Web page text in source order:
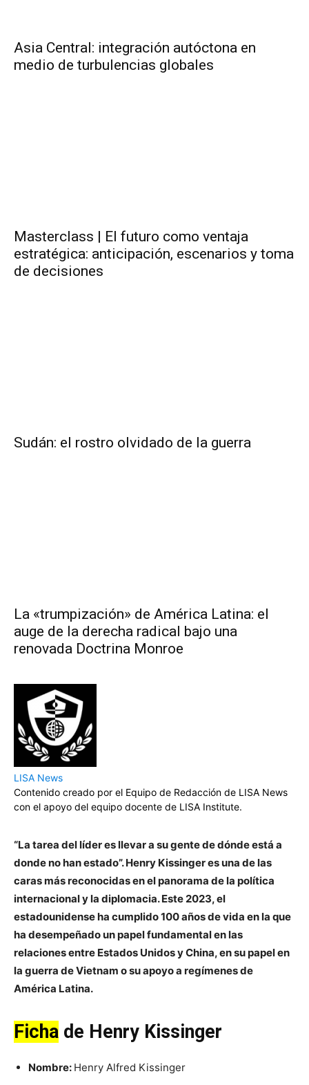
Asia Central: integración autóctona en
medio de turbulencias globales
Masterclass | El futuro como ventaja
estratégica: anticipación, escenarios y toma
de decisiones
Sudán: el rostro olvidado de la guerra
La «trumpización» de América Latina: el
auge de la derecha radical bajo una
renovada Doctrina Monroe
LISA News
Contenido creado por el Equipo de Redacción de LISA News
con el apoyo del equipo docente de LISA Institute.
“La tarea del líder es llevar a su gente de dónde está a
donde no han estado”. Henry Kissinger es una de las
caras más reconocidas en el panorama de la política
internacional y la diplomacia. Este 2023, el
estadounidense ha cumplido 100 años de vida en la que
ha desempeñado un papel fundamental en las
relaciones entre Estados Unidos y China, en su papel en
la guerra de Vietnam o su apoyo a regímenes de
América Latina.
Ficha de Henry Kissinger
Nombre: Henry Alfred Kissinger